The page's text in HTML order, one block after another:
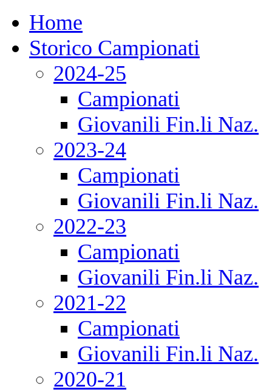
Home
Storico Campionati
2024-25
Campionati
Giovanili Fin.li Naz.
2023-24
Campionati
Giovanili Fin.li Naz.
2022-23
Campionati
Giovanili Fin.li Naz.
2021-22
Campionati
Giovanili Fin.li Naz.
2020-21